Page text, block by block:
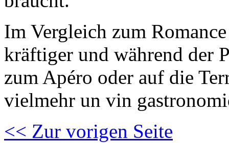
Im Vergleich zum
kräftiger und während der
zum Apéro oder auf die
vielmehr un vin
<< Zur vorigen Seite